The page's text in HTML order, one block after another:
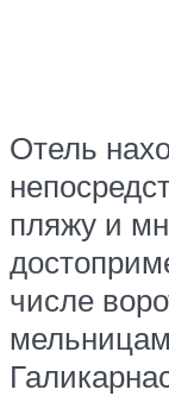
Отель
пляжу и
числе